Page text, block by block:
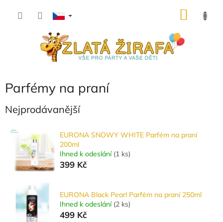
Parfémy na praní
Nejprodávanější
EURONA SNOWY WHITE Parfém na praní
200ml
Ihned k odeslání (1 ks)
399 Kč
EURONA Black Pearl Parfém na praní 250ml
Ihned k odeslání (2 ks)
499 Kč